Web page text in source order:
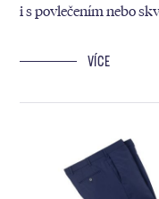
i s povlečením nebo
VÍCE